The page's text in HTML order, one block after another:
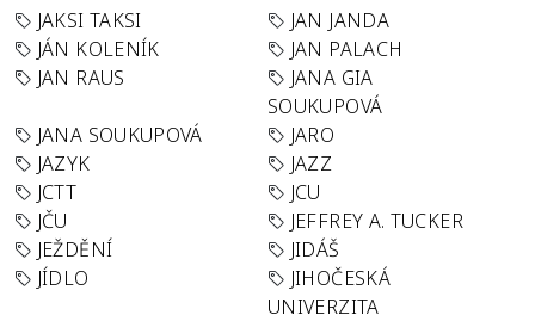
JAKSI TAKSI
JAN JANDA
JÁN KOLENÍK
JAN PALACH
JAN RAUS
JANA GIA
SOUKUPOVÁ
JANA SOUKUPOVÁ
JARO
JAZYK
JAZZ
JCTT
JCU
JČU
JEFFREY A. TUCKER
JEŽDĚNÍ
JIDÁŠ
JÍDLO
JIHOČESKÁ
UNIVERZITA